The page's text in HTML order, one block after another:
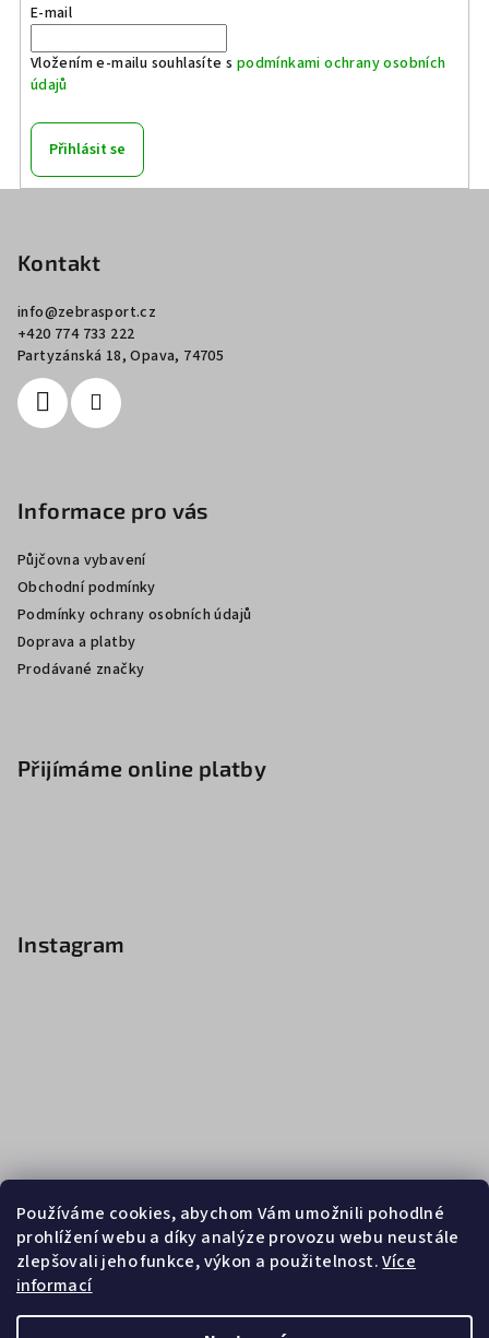
Používáme cookies, abychom Vám umožnili pohodlné
prohlížení webu a díky analýze provozu webu neustále
zlepšovali jeho funkce, výkon a použitelnost.Více
informací
E-mail
Vložením e-mailu souhlasíte s podmínkami ochrany osobních
údajů
Přihlásit se
Kontakt
info@zebrasport.cz
+420 774 733 222
Partyzánská 18, Opava, 74705
Informace pro vás
Půjčovna vybavení
Obchodní podmínky
Podmínky ochrany osobních údajů
Doprava a platby
Prodávané značky
Přijímáme online platby
Instagram